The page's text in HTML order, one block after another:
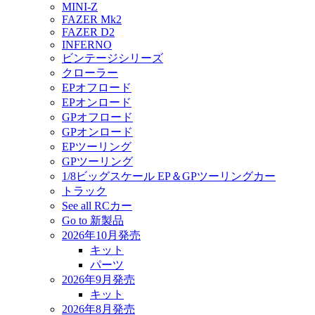
MINI-Z
FAZER Mk2
FAZER D2
INFERNO
ビンテージシリーズ
クローラー
EPオフロード
EPオンロード
GPオフロード
GPオンロード
EPツーリング
GPツーリング
1/8ビッグスケール EP＆GPツーリングカー
トラック
See all RCカー
Go to 新製品
2026年10月発売
キット
パーツ
2026年9月発売
キット
2026年8月発売